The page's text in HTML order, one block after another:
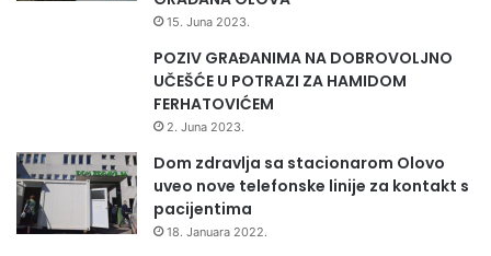
15. Juna 2023.
POZIV GRAĐANIMA NA DOBROVOLJNO
UČEŠĆE U POTRAZI ZA HAMIDOM
FERHATOVIĆEM
2. Juna 2023.
Dom zdravlja sa stacionarom Olovo
uveo nove telefonske linije za kontakt s
pacijentima
18. Januara 2022.